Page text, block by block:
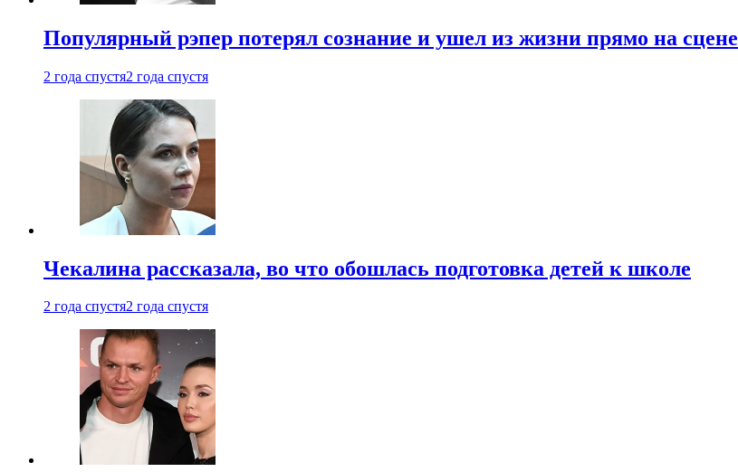
Популярный рэпер потерял сознание и ушел из жизни прямо на сцене
2 года спустя2 года спустя
Чекалина рассказала, во что обошлась подготовка детей к школе
2 года спустя2 года спустя